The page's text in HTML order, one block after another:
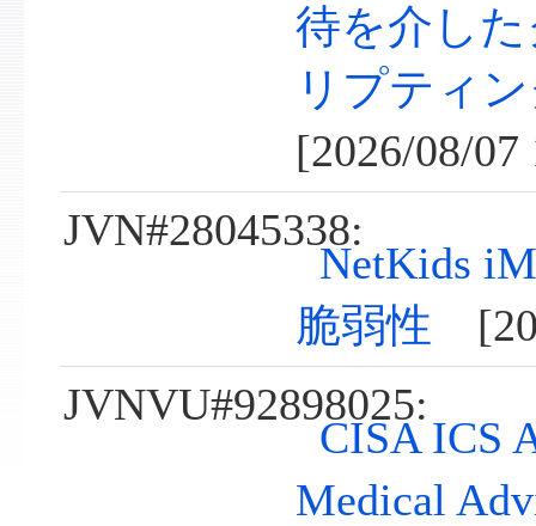
待を介し
リプティ
[2026/08/07
JVN#28045338:
NetKids
脆弱性
JVNVU#92898025:
CISA ICS
Medical